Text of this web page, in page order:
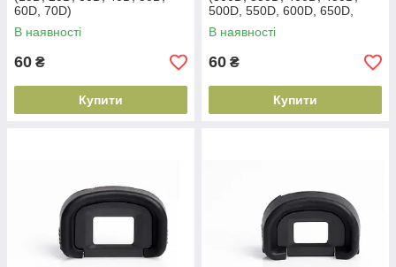
60D, 70D)
В наявності
60 ₴
Купити
500D, 550D, 600D, 650D,
700D, 1100D)
В наявності
60 ₴
Купити